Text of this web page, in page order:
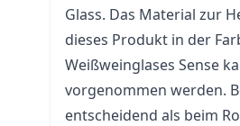
Glass. Das Material zur
dieses Produkt in der
Weißweinglases Sense
vorgenommen werden.
entscheidend als beim